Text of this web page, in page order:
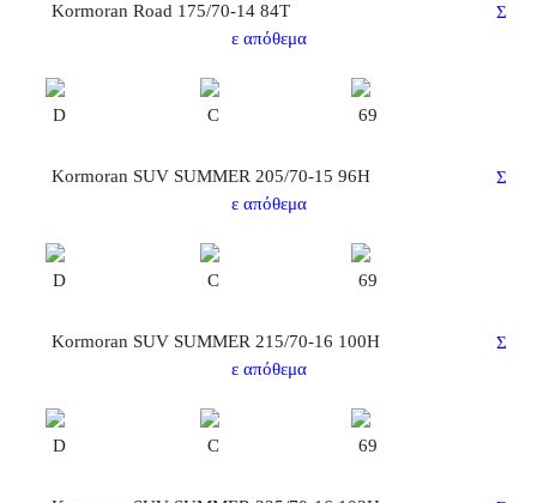
Kormoran Road 175/70-14 84T
Σ
ε απόθεμα
D C 69
Kormoran SUV SUMMER 205/70-15 96H
Σ
ε απόθεμα
D C 69
Kormoran SUV SUMMER 215/70-16 100H
Σ
ε απόθεμα
D C 69